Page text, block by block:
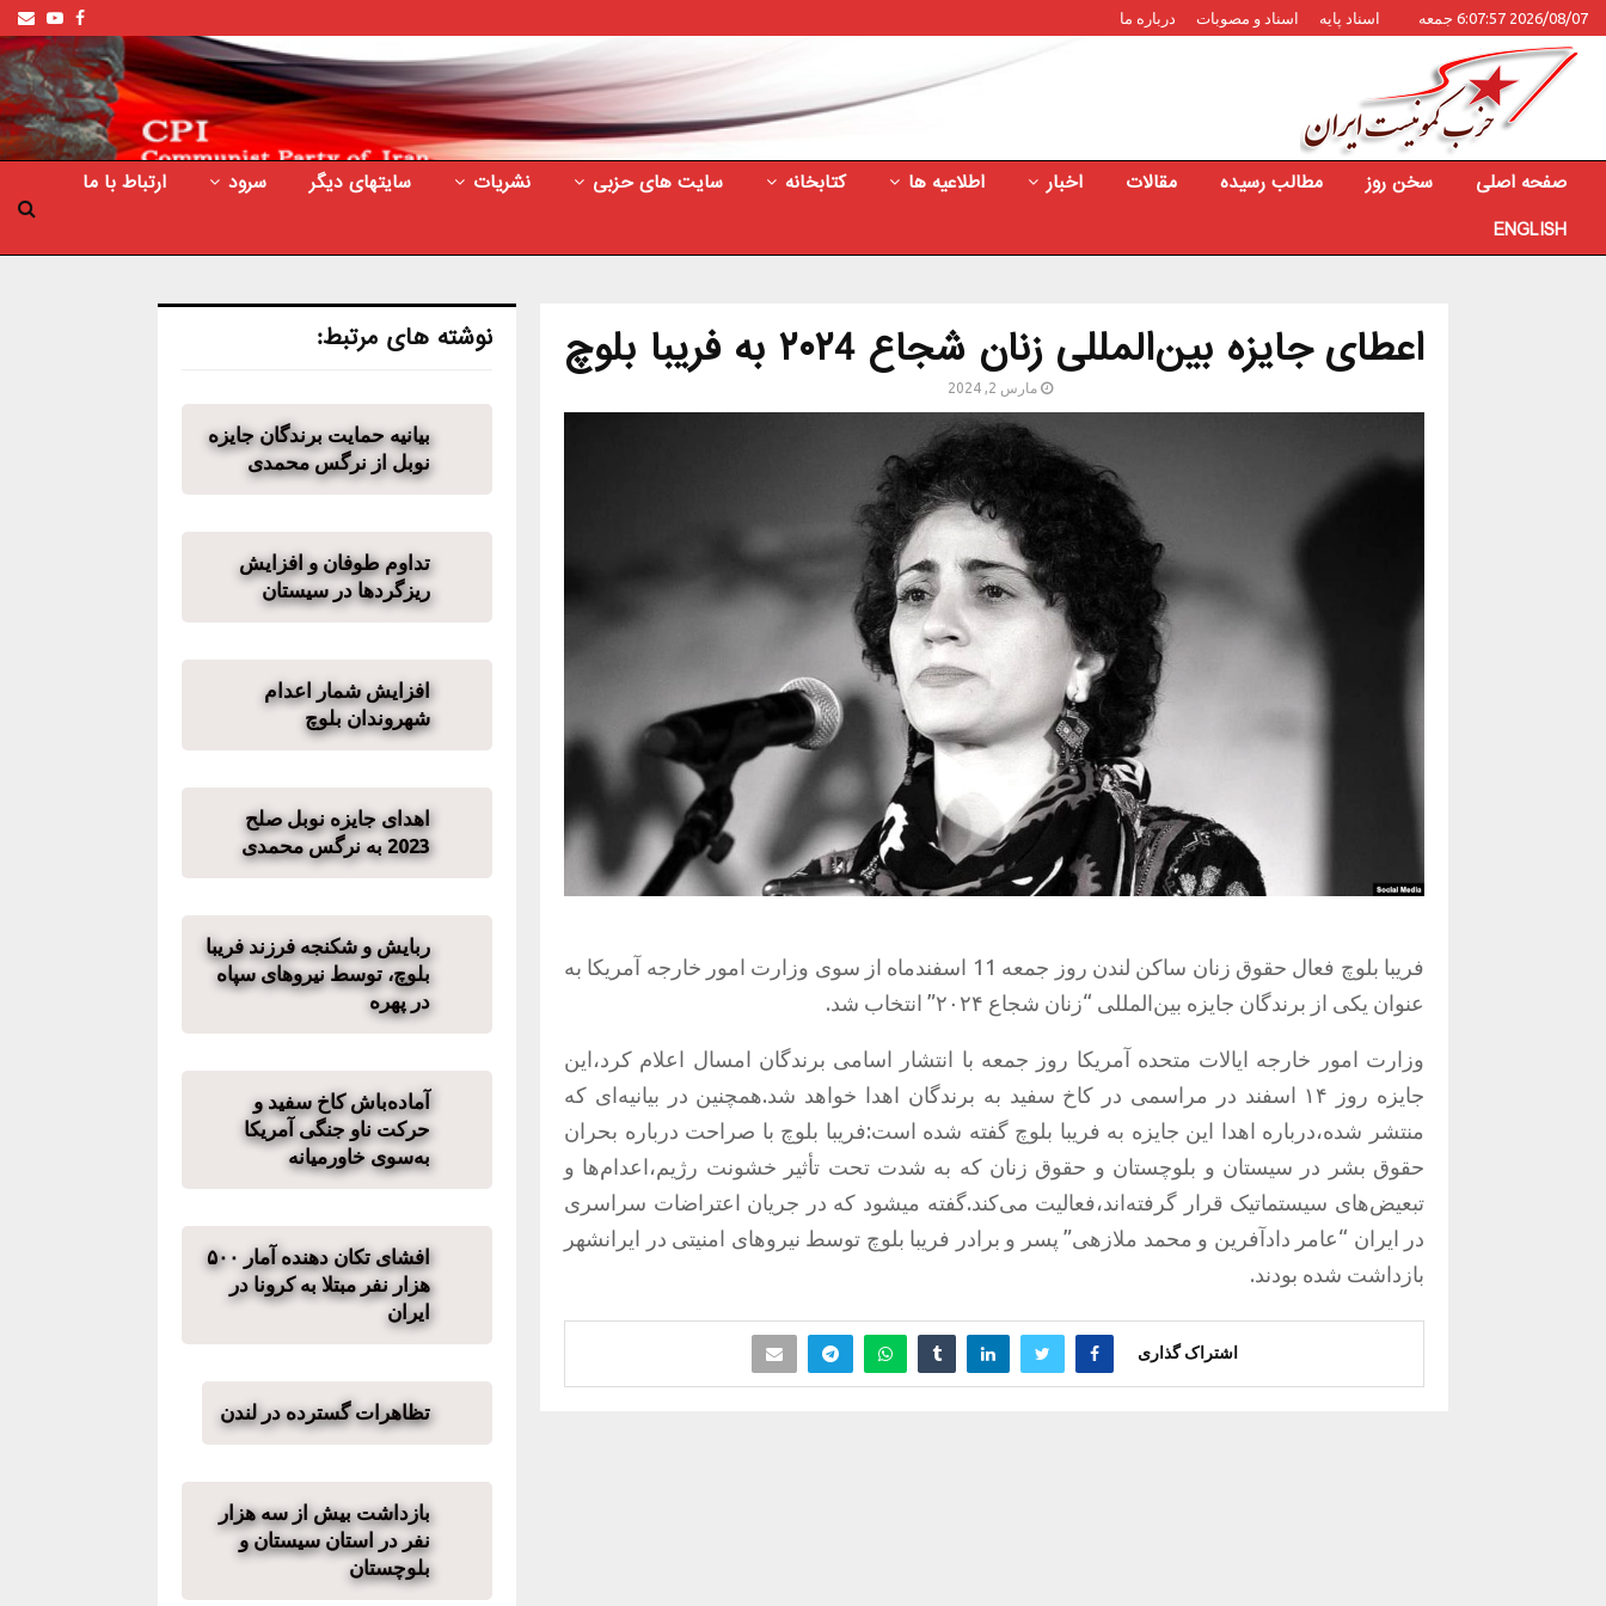
2026/08/07 6:07:57 جمعه اسناد پایه اسناد و مصوبات درباره ما Facebook
صفحه اصلی سخن روز مطالب رسیده مقالات اخبار اطلاعیه ها کتابخانه سایت های حزبی نشریات سایتهای دیگر سرود
ارتباط با ما
ENGLISH
اعطای جایزه بین‌المللی زنان شجاع ۲۰۲4 به فریبا بلوچ
مارس 2, 2024
فریبا بلوچ فعال حقوق زنان ساکن لندن روز جمعه 11 اسفندماه از سوی وزارت امور خارجه آمریکا به
عنوان یکی از برندگان جایزه بین‌المللی “زنان شجاع ۲۰۲۴” انتخاب شد.
وزارت امور خارجه ایالات متحده آمریکا روز جمعه با انتشار اسامی برندگان امسال اعلام کرد،این
جایزه روز ۱۴ اسفند در مراسمی در کاخ سفید به برندگان اهدا خواهد شد.همچنین در بیانیه‌ای که
منتشر شده،درباره اهدا این جایزه به فریبا بلوچ گفته شده است:فریبا بلوچ با صراحت درباره بحران
حقوق بشر در سیستان و بلوچستان و حقوق زنان که به شدت تحت تأثیر خشونت رژیم،اعدام‌ها و
تبعیض‌های سیستماتیک قرار گرفته‌اند،فعالیت می‌کند.گفته میشود که در جریان اعتراضات سراسری
در ایران “عامر دادآفرین و محمد ملازهی” پسر و برادر فریبا بلوچ توسط نیروهای امنیتی در ایرانشهر
بازداشت شده‌ بودند.
اشتراک گذاری
نوشته های مرتبط:
بیانیه حمایت برندگان جایزه
نوبل از نرگس محمدی
تداوم طوفان و افزایش
ریزگردها در سیستان
افزایش شمار اعدام
شهروندان بلوچ
اهدای جایزه نوبل صلح
2023 به نرگس محمدی
ربایش و شکنجه فرزند فریبا
بلوچ، توسط نیروهای سپاه
در پهره
آماده‌باش کاخ سفید و
حرکت ناو جنگی آمریکا
به‌سوی خاورمیانه
افشای تکان دهنده آمار ۵۰۰
هزار نفر مبتلا به کرونا در
ایران
تظاهرات گسترده در لندن
بازداشت بیش از سه هزار
نفر در استان سیستان و
بلوچستان